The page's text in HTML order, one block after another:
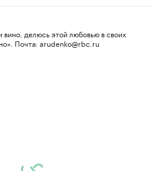
делюсь этой любовью в своих
Почта: arudenko@rbc.ru